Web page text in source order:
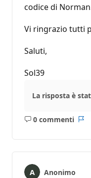
codice di
Vi ringrazio tutti
Saluti,
Sol39
La risposta è
0 commenti
Nessun
Anonimo